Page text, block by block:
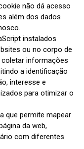
não dá acesso
além dos dados
instalados
ou no corpo de
coletar informações
a identificação
interesse e
para otimizar o
que permite mapear
da web,
com diferentes